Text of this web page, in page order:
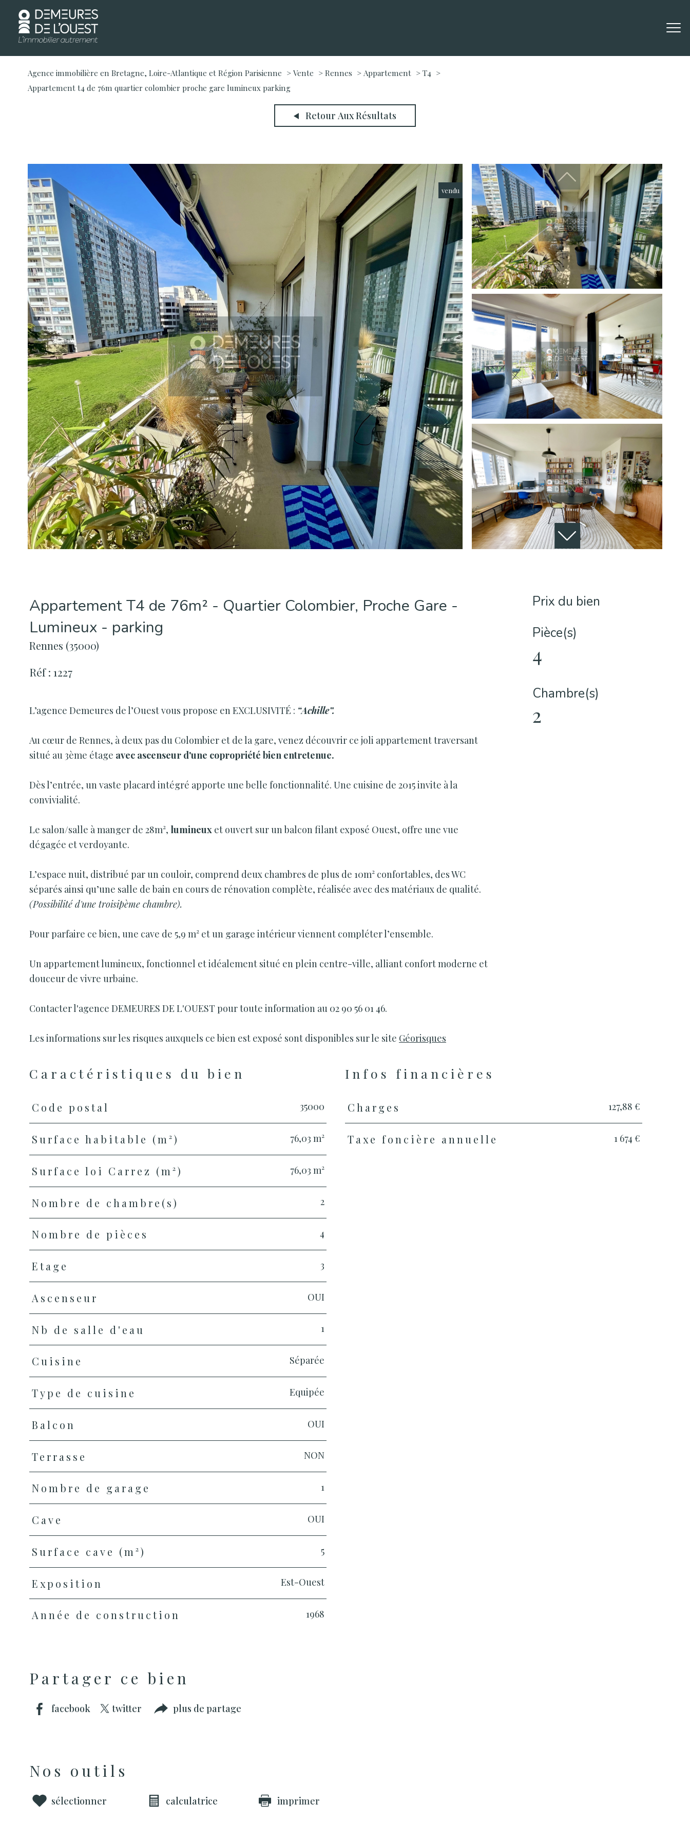
Agence immobilière en Bretagne, Loire-Atlantique et Région Parisienne Vente Rennes Appartement
T4
Appartement t4 de 76m quartier colombier proche gare lumineux parking
Retour Aux Résultats
vendu
Appartement T4 de 76m² - Quartier Colombier, Proche Gare -
Lumineux - parking
Rennes (35000)
Réf : 1227
L’agence Demeures de l’Ouest vous propose en EXCLUSIVITÉ : “Achille”.
Au cœur de Rennes, à deux pas du Colombier et de la gare, venez découvrir ce joli appartement traversant
situé au 3ème étage avec ascenseur d'une copropriété bien entretenue.
Dès l’entrée, un vaste placard intégré apporte une belle fonctionnalité. Une cuisine de 2015 invite à la
convivialité.
Le salon/salle à manger de 28m², lumineux et ouvert sur un balcon filant exposé Ouest, offre une vue
dégagée et verdoyante.
L’espace nuit, distribué par un couloir, comprend deux chambres de plus de 10m² confortables, des WC
séparés ainsi qu’une salle de bain en cours de rénovation complète, réalisée avec des matériaux de qualité.
(Possibilité d'une troisipème chambre).
Pour parfaire ce bien, une cave de 5,9 m² et un garage intérieur viennent compléter l’ensemble.
Un appartement lumineux, fonctionnel et idéalement situé en plein centre-ville, alliant confort moderne et
douceur de vivre urbaine.
Contacter l'agence DEMEURES DE L'OUEST pour toute information au 02 90 56 01 46.
Les informations sur les risques auxquels ce bien est exposé sont disponibles sur le site Géorisques
Prix du bien
Pièce(s)
4
Chambre(s)
2
Caractéristiques du bien
Caractéristiques Valeurs
Code postal 35000
Surface habitable (m²) 76,03 m²
Surface loi Carrez (m²) 76,03 m²
Nombre de chambre(s) 2
Nombre de pièces 4
Etage 3
Ascenseur OUI
Nb de salle d'eau 1
Cuisine Séparée
Type de cuisine Equipée
Balcon OUI
Terrasse NON
Nombre de garage 1
Cave OUI
Surface cave (m²) 5
Exposition Est-Ouest
Année de construction 1968
Infos financières
Caractéristiques
Charges 127,88 €
Taxe foncière annuelle 1 674 €
Partager ce bien
facebook twitter plus de partage
Nos outils
sélectionner calculatrice imprimer